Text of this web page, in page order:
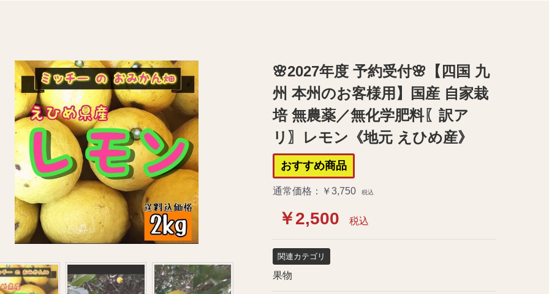
🌸2027年度 予約受付🌸【四国 九
州 本州のお客様用】国産 自家栽
培 無農薬／無化学肥料〖訳ア
リ〗レモン《地元 えひめ産》
おすすめ商品
通常価格：￥3,750 税込
￥2,500 税込
関連カテゴリ
果物